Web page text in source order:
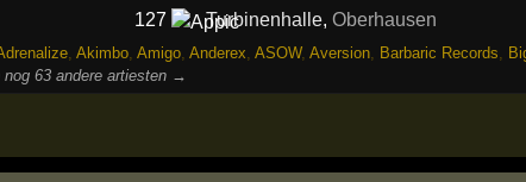
127 Turbinenhalle,Oberhausen
, Akimbo, Amigo, Anderex, ASOW, Aversion, Barbaric Records,
nog 63 andere artiesten →